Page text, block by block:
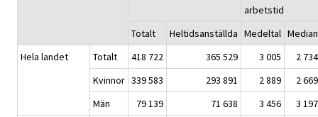
arbetstid
Totalt
Heltidsanställda Medeltal Median
Hela landet
Totalt 418 722 365 529 3 005
2 734
Kvinnor 339 583 293 891 2 889
2 669
Män
79 139 71 638 3 456
3 197